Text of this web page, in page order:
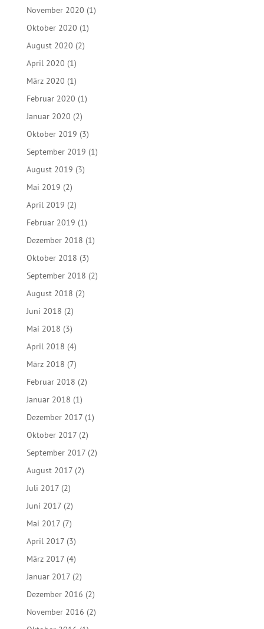
November 2020 (1)
Oktober 2020 (1)
August 2020 (2)
April 2020 (1)
März 2020 (1)
Februar 2020 (1)
Januar 2020 (2)
Oktober 2019 (3)
September 2019 (1)
August 2019 (3)
Mai 2019 (2)
April 2019 (2)
Februar 2019 (1)
Dezember 2018 (1)
Oktober 2018 (3)
September 2018 (2)
August 2018 (2)
Juni 2018 (2)
Mai 2018 (3)
April 2018 (4)
März 2018 (7)
Februar 2018 (2)
Januar 2018 (1)
Dezember 2017(1)
Oktober 2017(2)
September 2017(2)
August 2017(2)
Juli 2017(2)
Juni 2017(2)
Mai 2017(7)
April 2017(3)
März 2017(4)
Januar 2017(2)
Dezember 2016 (2)
November 2016 (2)